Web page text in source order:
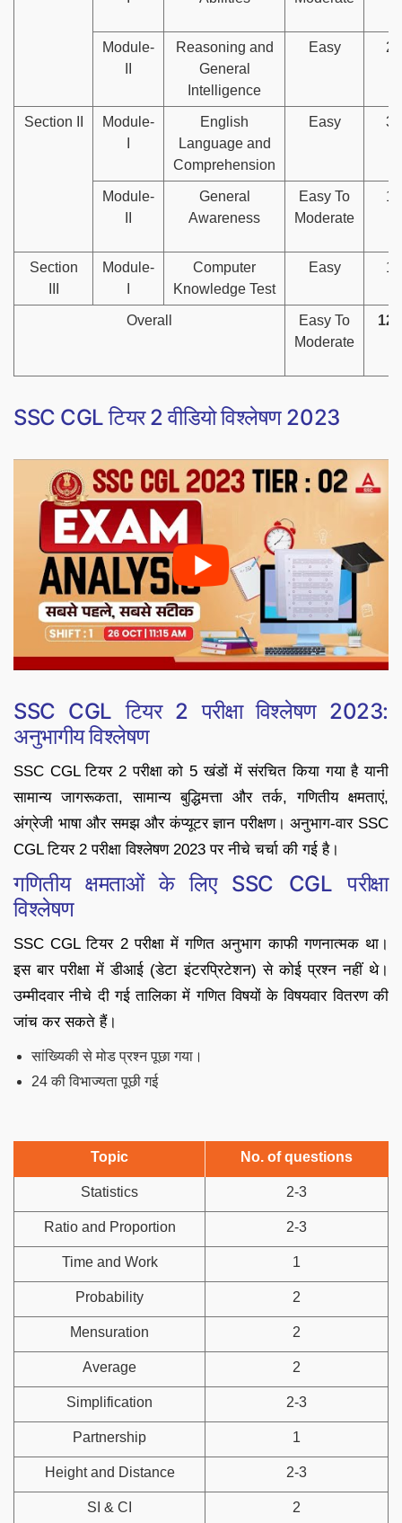
Module-
Reasoning and
General
Intelligence
Easy
Section II
Module-
English
Language and
Comprehension
Easy
Module-
General
Awareness
Easy To
Moderate
Section
Module-
Computer
Knowledge Test
Easy
Overall
Easy To
Moderate
SSC CGL टियर 2 वीडियो विश्लेषण 2023
SSC CGL टियर 2 परीक्षा विश्लेषण 2023:
अनुभागीय विश्लेषण
SSC CGL टियर 2 परीक्षा को 5 खंडों में संरचित किया गया है यानी
सामान्य जागरूकता, सामान्य बुद्धिमत्ता और तर्क, गणितीय क्षमताएं,
अंग्रेजी भाषा और समझ और कंप्यूटर ज्ञान परीक्षण। अनुभाग-वार SSC
CGL टियर 2 परीक्षा विश्लेषण 2023 पर नीचे चर्चा की गई है।
गणितीय क्षमताओं के लिए SSC CGL परीक्षा
विश्लेषण
SSC CGL टियर 2 परीक्षा में गणित अनुभाग काफी गणनात्मक था।
इस बार परीक्षा में डीआई (डेटा इंटरप्रिटेशन) से कोई प्रश्न नहीं थे।
उम्मीदवार नीचे दी गई तालिका में गणित विषयों के विषयवार वितरण की
जांच कर सकते हैं।
सांख्यिकी से मोड प्रश्न पूछा गया।
24 की विभाज्यता पूछी गई
Topic No. of questions
Statistics 2-3
Ratio and Proportion 2-3
Time and Work 1
Probability 2
Mensuration 2
Average 2
Simplification 2-3
Partnership 1
Height and Distance 2-3
SI & CI 2